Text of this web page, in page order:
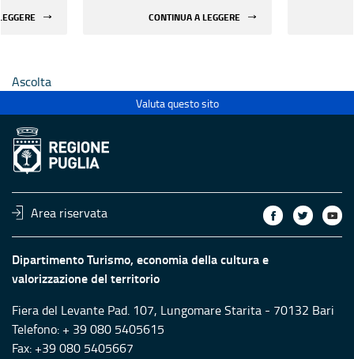
CONTINUA A LEGGERE
Ascolta
Valuta questo sito
Area riservata
Dipartimento Turismo, economia della cultura e
valorizzazione del territorio
Fiera del Levante Pad. 107, Lungomare Starita - 70132 Bari
Telefono: + 39 080 5405615
Fax: +39 080 5405667